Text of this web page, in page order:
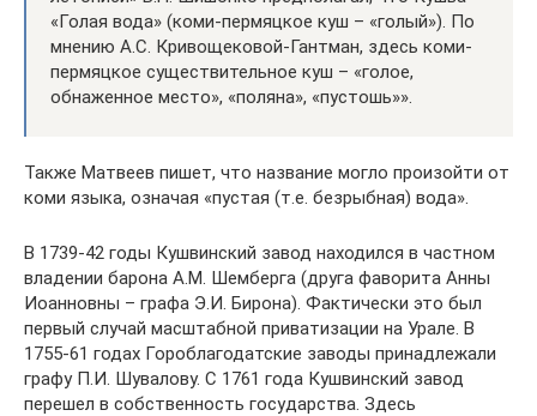
«Голая вода» (коми-пермяцкое куш – «голый»). По
мнению А.С. Кривощековой-Гантман, здесь коми-
пермяцкое существительное куш – «голое,
обнаженное место», «поляна», «пустошь»».
Также Матвеев пишет, что название могло произойти от
коми языка, означая «пустая (т.е. безрыбная) вода».
В 1739-42 годы Кушвинский завод находился в частном
владении барона А.М. Шемберга (друга фаворита Анны
Иоанновны – графа Э.И. Бирона). Фактически это был
первый случай масштабной приватизации на Урале. В
1755-61 годах Гороблагодатские заводы принадлежали
графу П.И. Шувалову. С 1761 года Кушвинский завод
перешел в собственность государства. Здесь